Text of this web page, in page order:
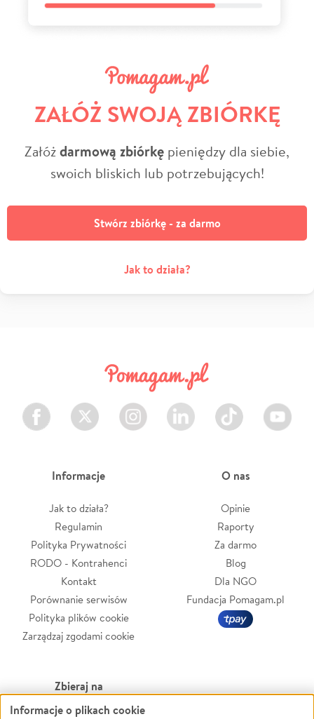
ZAŁÓŻ SWOJĄ ZBIÓRKĘ
Załóżdarmową zbiórkę pieniędzy dla siebie,
swoich bliskich lub potrzebujących!
Stwórz zbiórkę - za darmo
Jak to działa?
Facebook Twitter Instagram LinkedIn TikTok Youtube
Informacje
Jak to działa?
Regulamin
Polityka Prywatności
RODO - Kontrahenci
Kontakt
Porównanie serwisów
Polityka plików cookie
Zarządzaj zgodami cookie
O nas
Opinie
Raporty
Za darmo
Blog
Dla NGO
Fundacja Pomagam.pl
Zbieraj na
Informacje o plikach cookie